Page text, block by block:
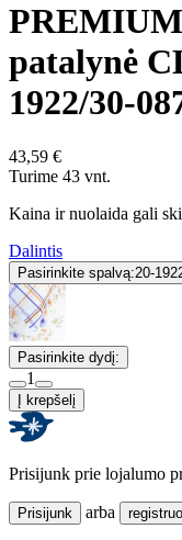
patalynė
1922/30-
43,59 €
Turime 43 vnt.
Kaina ir nuolaida gali
Dalintis
Pasirinkite spalvą:20-
Pasirinkite dydį:
1
Į krepšelį
Prisijunk prie lojalumo
Prisijunk arba